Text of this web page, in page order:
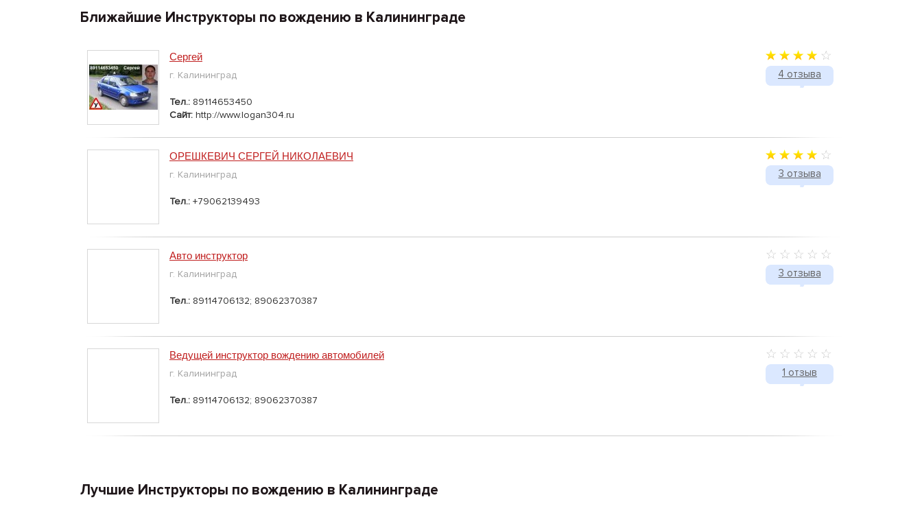
Ближайшие Инструкторы по вождению в Калининграде
4 отзыва
Сергей
г. Калининград
Тел.: 89114653450
Сайт: http://www.logan304.ru
3 отзыва
ОРЕШКЕВИЧ СЕРГЕЙ НИКОЛАЕВИЧ
г. Калининград
Тел.: +79062139493
3 отзыва
Авто инструктор
г. Калининград
Тел.: 89114706132; 89062370387
1 отзыв
Ведущей инструктор вождению автомобилей
г. Калининград
Тел.: 89114706132; 89062370387
Лучшие Инструкторы по вождению в Калининграде